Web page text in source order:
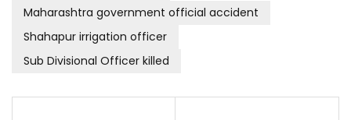
Maharashtra government official accident
Shahapur irrigation officer
Sub Divisional Officer killed